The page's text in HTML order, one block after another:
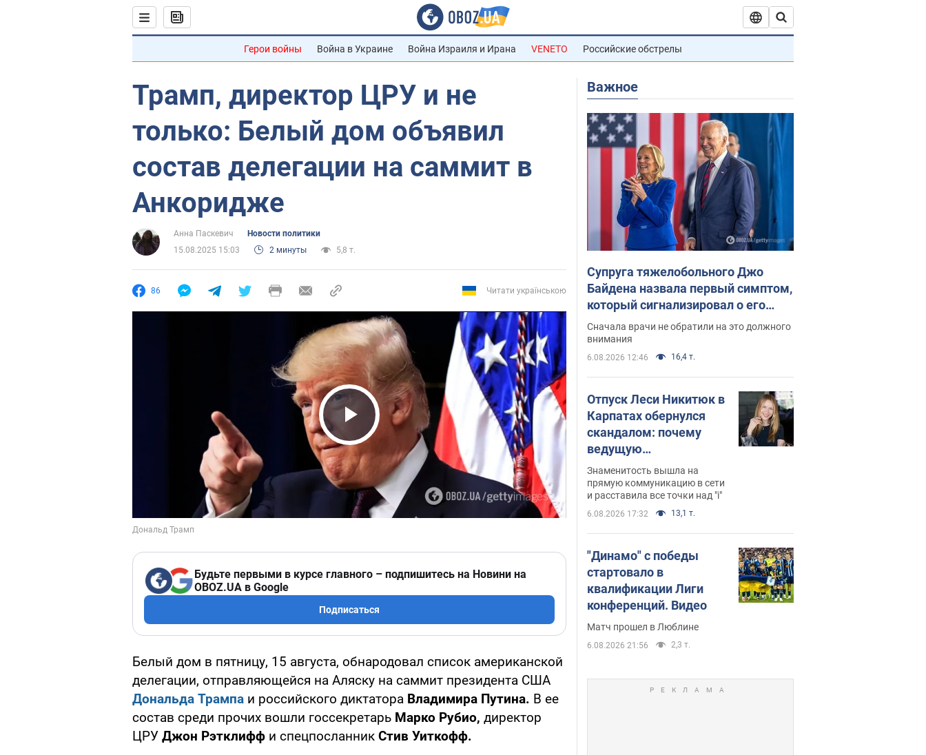
Герои войны Война в Украине Война Израиля и Ирана VENETO Российские обстрелы
Трамп, директор ЦРУ и не
только: Белый дом объявил
состав делегации на саммит в
Анкоридже
Анна Паскевич
Новости политики
15.08.2025 15:03
2 минуты 5,8 т.
86 Читати українською
Play Video
Будьте первыми в курсе главного – подпишитесь на Новини на
OBOZ.UA в Google
Подписаться
Белый дом в пятницу, 15 августа, обнародовал список американской
делегации, отправляющейся на Аляску на саммит президента США
Дональда Трампа и российского диктатора Владимира Путина. В ее
состав среди прочих вошли госсекретарь Марко Рубио, директор
ЦРУ Джон Рэтклифф и спецпосланник Стив Уиткофф.
Важное
Супруга тяжелобольного Джо
Байдена назвала первый симптом,
который сигнализировал о его
"агрессивном" раке
Сначала врачи не обратили на это должного
внимания
6.08.2026 12:46 16,4 т.
Отпуск Леси Никитюк в
Карпатах обернулся
скандалом: почему
ведущую
несправедливо
захейтили
Знаменитость вышла на
прямую коммуникацию в сети
и расставила все точки над "i"
6.08.2026 17:32 13,1 т.
"Динамо" с победы
стартовало в
квалификации Лиги
конференций. Видео
Матч прошел в Люблине
6.08.2026 21:56 2,3 т.